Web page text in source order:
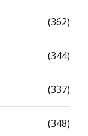
(362)
(344)
(337)
(348)